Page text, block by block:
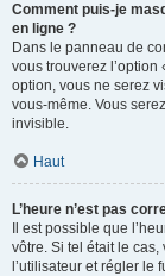
Comment puis-je
en ligne ?
Dans le panneau de
vous trouverez l’option
option, vous ne serez
vous-même. Vous
invisible.
Haut
L’heure n’est pas
Il est possible que
vôtre. Si tel était le
l’utilisateur et régler le